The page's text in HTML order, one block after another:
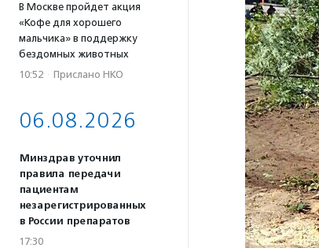
В Москве пройдет акция
«Кофе для хорошего
мальчика» в поддержку
бездомных животных
10:52 · Прислано НКО
06.08.2026
Минздрав уточнил
правила передачи
пациентам
незарегистрированных
в России препаратов
17:30